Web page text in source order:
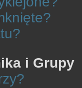
i Grupy